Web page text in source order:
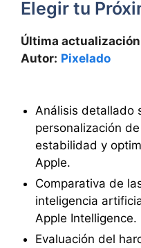
Elegir tu
Última
Autor: Pixelado
Análisis detallado
personalización
estabilidad y
Apple.
Comparativa de
inteligencia
Apple Intelligence.
Evaluación del